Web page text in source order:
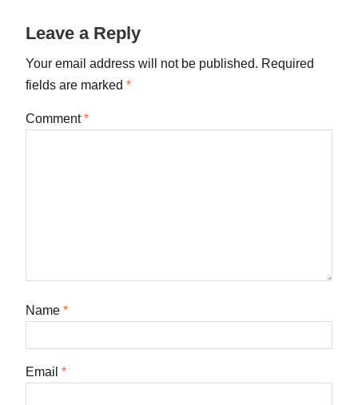
Leave a Reply
Your email address will not be published. Required
fields are marked *
Comment*
Name *
Email *